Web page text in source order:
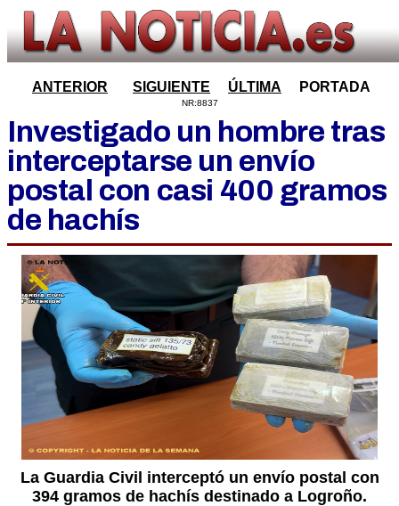
ANTERIOR SIGUIENTE ÚLTIMA PORTADA
NR:8837
Investigado un hombre tras
interceptarse un envío
postal con casi 400 gramos
de hachís
La Guardia Civil interceptó un envío postal con
394 gramos de hachís destinado a Logroño.